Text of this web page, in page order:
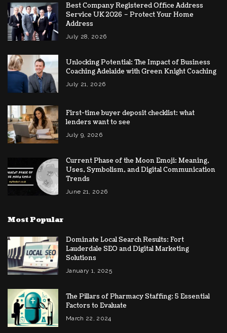
Best Company Registered Office Address
Service UK 2026 – Protect Your Home
Address
July 28, 2026
Unlocking Potential: The Impact of Business
Coaching Adelaide with Green Knight Coaching
July 21, 2026
First-time buyer deposit checklist: what
lenders want to see
July 9, 2026
Current Phase of the Moon Emoji: Meaning,
Uses, Symbolism, and Digital Communication
Trends
June 21, 2026
Most Popular
Dominate Local Search Results: Fort
Lauderdale SEO and Digital Marketing
Solutions
January 1, 2025
The Pillars of Pharmacy Staffing: 5 Essential
Factors to Evaluate
March 22, 2024